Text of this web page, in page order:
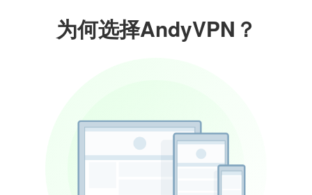
为何选择AndyVPN？